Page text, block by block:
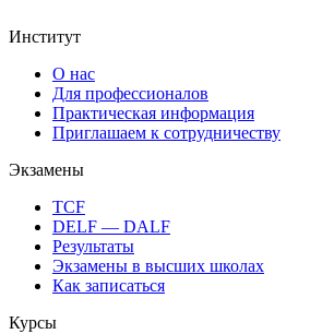
Институт
О нас
Для профессионалов
Практическая информация
Приглашаем к сотрудничеству
Экзамены
TCF
DELF — DALF
Результаты
Экзамены в высших школах
Как записаться
Курсы